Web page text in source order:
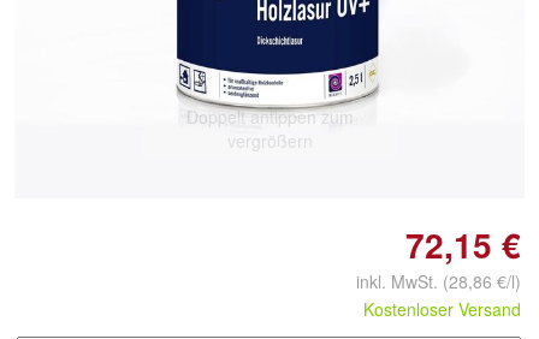
Doppelt antippen zum
vergrößern
72,15 €
inkl. MwSt. (28,86 €/l)
Kostenloser Versand